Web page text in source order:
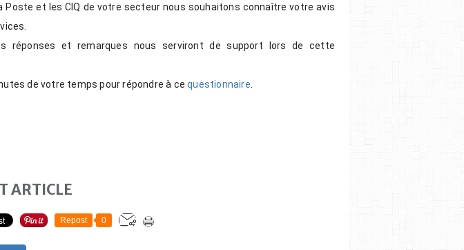
Poste et les CIQ de votre secteur nous souhaitons connaître votre avis
réponses et remarques nous serviront de support lors de cette
de votre temps pour répondre à ce questionnaire
ARTICLE
Repost 0